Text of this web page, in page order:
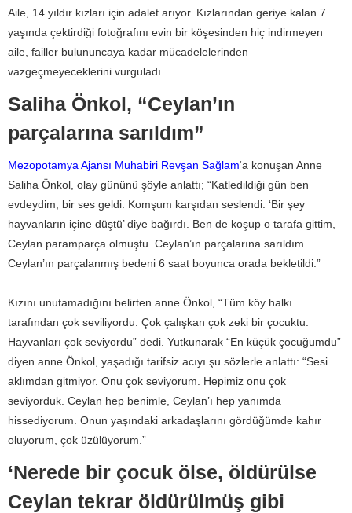
Aile, 14 yıldır kızları için adalet arıyor. Kızlarından geriye kalan 7
yaşında çektirdiği fotoğrafını evin bir köşesinden hiç indirmeyen
aile, failler bulununcaya kadar mücadelelerinden
vazgeçmeyeceklerini vurguladı.
Saliha Önkol, “Ceylan’ın
parçalarına sarıldım”
Mezopotamya Ajansı Muhabiri Revşan Sağlam‘a konuşan Anne
Saliha Önkol, olay gününü şöyle anlattı; “Katledildiği gün ben
evdeydim, bir ses geldi. Komşum karşıdan seslendi. ‘Bir şey
hayvanların içine düştü’ diye bağırdı. Ben de koşup o tarafa gittim,
Ceylan paramparça olmuştu. Ceylan’ın parçalarına sarıldım.
Ceylan’ın parçalanmış bedeni 6 saat boyunca orada bekletildi.”
Kızını unutamadığını belirten anne Önkol, “Tüm köy halkı
tarafından çok seviliyordu. Çok çalışkan çok zeki bir çocuktu.
Hayvanları çok seviyordu” dedi. Yutkunarak “En küçük çocuğumdu”
diyen anne Önkol, yaşadığı tarifsiz acıyı şu sözlerle anlattı: “Sesi
aklımdan gitmiyor. Onu çok seviyorum. Hepimiz onu çok
seviyorduk. Ceylan hep benimle, Ceylan’ı hep yanımda
hissediyorum. Onun yaşındaki arkadaşlarını gördüğümde kahır
oluyorum, çok üzülüyorum.”
‘Nerede bir çocuk ölse, öldürülse
Ceylan tekrar öldürülmüş gibi